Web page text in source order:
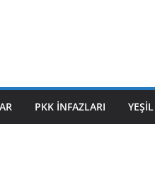
PKK İNFAZLARI YEŞIL